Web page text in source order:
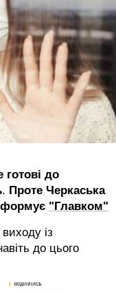
до
. Проте Черкаська
"Главком"
із
до цього